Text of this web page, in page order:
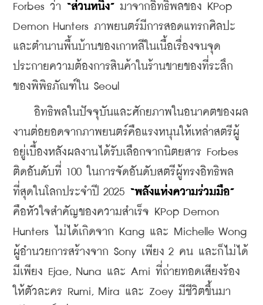
Forbes ว่า “ส่วนหนึ่ง” มาจากอิทธิพลของ KPop
Demon Hunters ภาพยนตร์มีการสอดแทรกศิลปะ
และตำนานพื้นบ้านของเกาหลีในเนื้อเรื่องจนจุด
ประกายความต้องการสินค้าในร้านขายของที่ระลึก
ของพิพิธภัณฑ์ใน Seoul
อิทธิพลในปัจจุบันและศักยภาพในอนาคตของผล
งานต่อยอดจากภาพยนตร์คือแรงหนุนให้เหล่าสตรีผู้
อยู่เบื้องหลังผลงานได้รับเลือกจากนิตยสาร Forbes
ติดอันดับที่ 100 ในการจัดอันดับสตรีผู้ทรงอิทธิพล
ที่สุดในโลกประจำปี 2025 “พลังแห่งความร่วมมือ”
คือหัวใจสำคัญของความสำเร็จ KPop Demon
Hunters ไม่ได้เกิดจาก Kang และ Michelle Wong
ผู้อำนวยการสร้างจาก Sony เพียง 2 คน และก็ไม่ได้
มีเพียง Ejae, Nuna และ Ami ที่ถ่ายทอดเสียงร้อง
ให้ตัวละคร Rumi, Mira และ Zoey มีชีวิตขึ้นมา